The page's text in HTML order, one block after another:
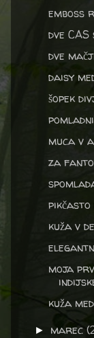
emboss
dve CAS
dve
daisy
šopek
muca v
za
kuža v
moja
kuža
► marec